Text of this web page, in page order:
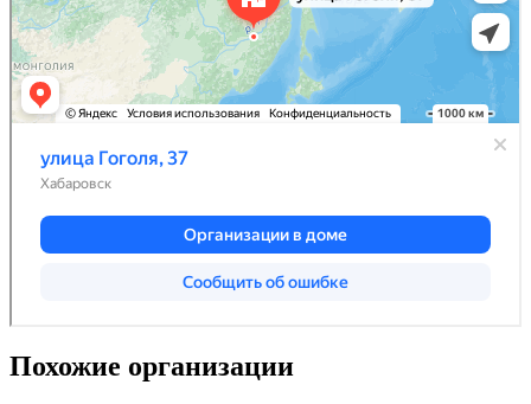
Похожие организации